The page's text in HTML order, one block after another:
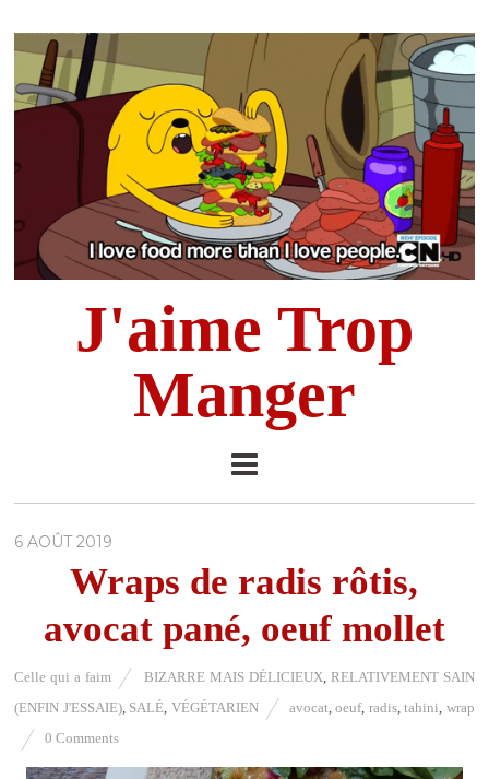
J'aime Trop
Manger
6 AOÛT 2019
Wraps de radis rôtis,
avocat pané, oeuf mollet
Celle qui a faim BIZARRE MAIS DÉLICIEUX RELATIVEMENT SAIN
(ENFIN J'ESSAIE), SALÉ VÉGÉTARIEN avocat ,oeuf, radis,tahini wrap
0 Comments